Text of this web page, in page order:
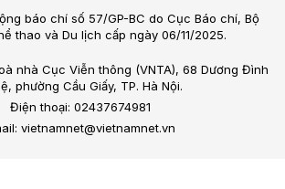
báo chí số 57/GP-BC do Cục Báo chí, Bộ
thao và Du lịch cấp ngày 06/11/2025.
nhà Cục Viễn thông (VNTA), 68 Dương Đình
phường Cầu Giấy, TP. Hà Nội.
Điện thoại: 02437674981
vietnamnet@vietnamnet.vn